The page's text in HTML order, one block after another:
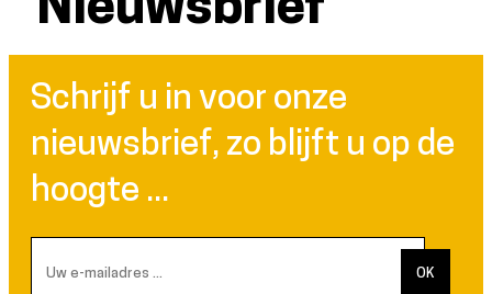
Schrijf u in voor onze
nieuwsbrief, zo blijft u op de
hoogte ...